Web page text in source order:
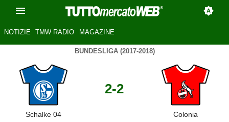
NOTIZIE TMW RADIO MAGAZINE
BUNDESLIGA (2017-2018)
Schalke 04
2-2
Colonia